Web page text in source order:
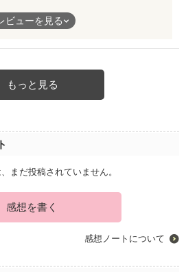
することになった経緯に大切なお父さ
守るため、さらにお父さんがいなくな
知らずに上司の悪口をガンガンいう千
っていて笑った。正体が分かった時の
ガン攻めていって完璧上司が変態上司
と愛で結ばれてみんなハピエン。良か
ビューを見る
もっと見る
まだ投稿されていません。
感想を書く
感想ノートについて